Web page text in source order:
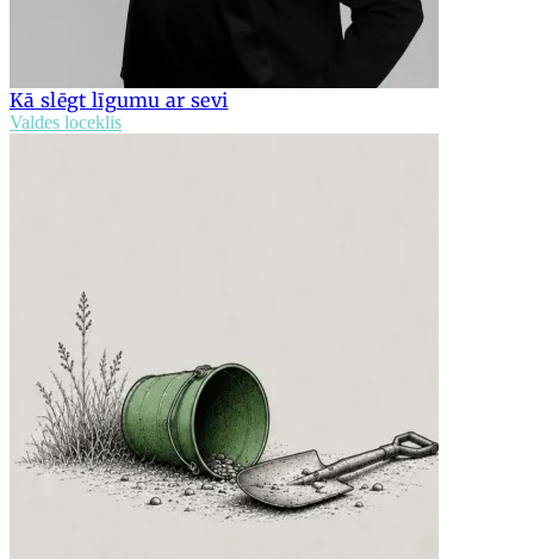
Kā slēgt līgumu ar sevi
Valdes loceklis